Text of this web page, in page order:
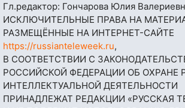
Гл.редактор: Гончарова Юлия
ИСКЛЮЧИТЕЛЬНЫЕ ПРАВА НА
РАЗМЕЩЁННЫЕ НА ИНТЕРНЕТ-САЙТЕ
https://russianteleweek.ru,
В СООТВЕТСТВИИ С
РОССИЙСКОЙ ФЕДЕРАЦИИ ОБ ОХРАНЕ
ИНТЕЛЛЕКТУАЛЬНОЙ ДЕЯТЕЛЬНОСТИ
ПРИНАДЛЕЖАТ РЕДАКЦИИ «РУССКАЯ